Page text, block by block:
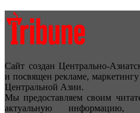
Сайт создан Центрально-
и посвящен рекламе,
Центральной Азии.
Мы предоставляем своим
актуальную